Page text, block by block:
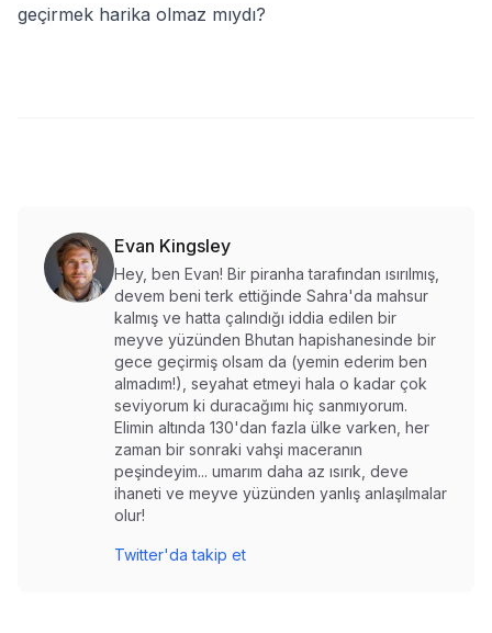
geçirmek harika olmaz mıydı?
Evan Kingsley
Hey, ben Evan! Bir piranha tarafından ısırılmış,
devem beni terk ettiğinde Sahra'da mahsur
kalmış ve hatta çalındığı iddia edilen bir
meyve yüzünden Bhutan hapishanesinde bir
gece geçirmiş olsam da (yemin ederim ben
almadım!), seyahat etmeyi hala o kadar çok
seviyorum ki duracağımı hiç sanmıyorum.
Elimin altında 130'dan fazla ülke varken, her
zaman bir sonraki vahşi maceranın
peşindeyim... umarım daha az ısırık, deve
ihaneti ve meyve yüzünden yanlış anlaşılmalar
olur!
Twitter'da takip et